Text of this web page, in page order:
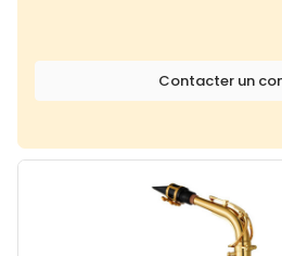
Contacter un